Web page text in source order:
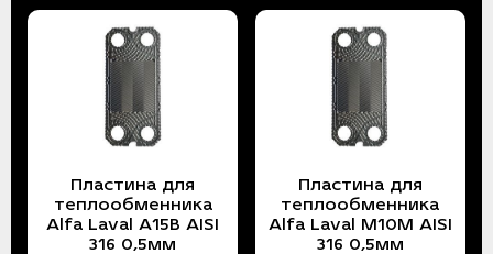
Пластина для
теплообменника
Alfa Laval A15B AISI
316 0,5мм
Пластина для
теплообменника
Alfa Laval M10M AISI
316 0,5мм